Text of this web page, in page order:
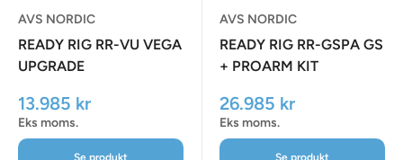
AVS NORDIC
READY RIG RR-VU VEGA
UPGRADE
Udsalgspris
13.985 kr
Eks moms.
Se produkt
AVS NORDIC
READY RIG RR-GSPA GS
+ PROARM KIT
Udsalgspris
26.985 kr
Eks moms.
Se produkt